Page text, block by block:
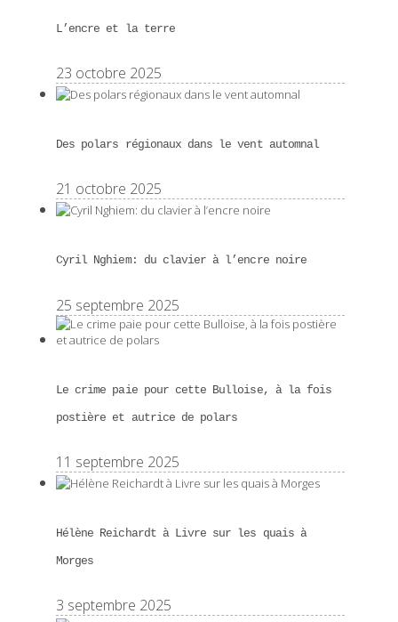
L’encre et la terre
23 octobre 2025
Des polars régionaux dans le vent automnal
21 octobre 2025
Cyril Nghiem: du clavier à l’encre noire
25 septembre 2025
Le crime paie pour cette Bulloise, à la fois
postière et autrice de polars
11 septembre 2025
Hélène Reichardt à Livre sur les quais à
Morges
3 septembre 2025